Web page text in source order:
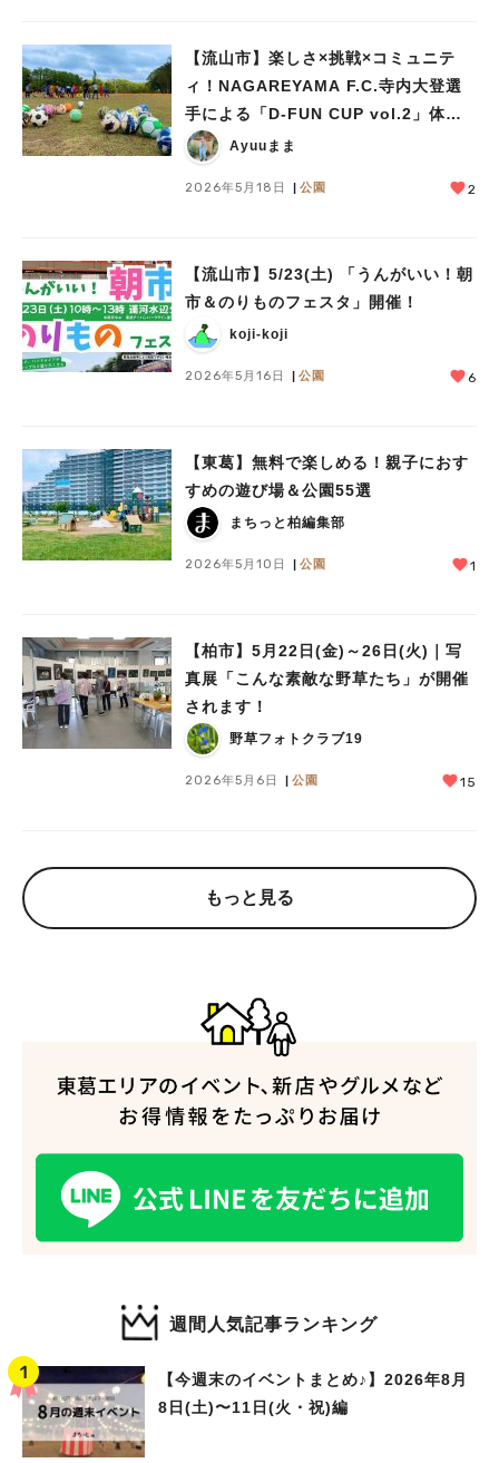
【流山市】楽しさ×挑戦×コミュニテ
ィ！NAGAREYAMA F.C.寺内大登選
手による「D-FUN CUP vol.2」体験
レポート！
Ayuuまま
2026年5月18日 公園 2
【流山市】5/23(土) 「うんがいい！朝
市＆のりものフェスタ」開催！
koji-koji
2026年5月16日 公園 6
【東葛】無料で楽しめる！親子におす
すめの遊び場＆公園55選
まちっと柏編集部
2026年5月10日 公園 1
【柏市】5月22日(金)～26日(火)｜写
真展「こんな素敵な野草たち」が開催
されます！
野草フォトクラブ19
2026年5月6日 公園 15
もっと見る
週間人気記事ランキング
【今週末のイベントまとめ♪】2026年8月
8日(土)〜11日(火・祝)編
#教えたい／教えて投稿記事